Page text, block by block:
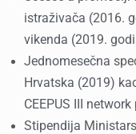
istraživača (2016.
vikenda (2019.
Jednomesečna
Hrvatska (2019)
CEEPUS III
Stipendija